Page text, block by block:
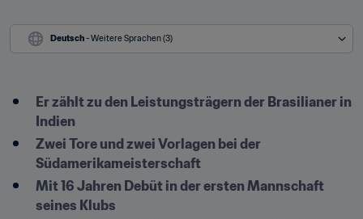
Deutsch - Weitere Sprachen (3)
Er zählt zu den Leistungsträgern der Brasilianer in
Indien
Zwei Tore und zwei Vorlagen bei der
Südamerikameisterschaft
Mit 16 Jahren Debüt in der ersten Mannschaft
seines Klubs